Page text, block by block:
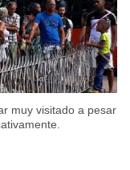
muy visitado a pesar